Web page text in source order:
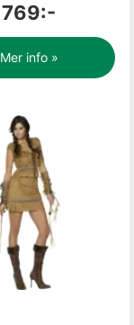
769:-
Mer info »